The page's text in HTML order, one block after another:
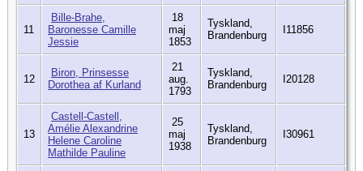
11
Bille-Brahe,
Baronesse Camille
Jessie
18
maj
1853
Tyskland,
Brandenburg
I11856
12
Biron, Prinsesse
Dorothea af Kurland
21
aug.
1793
Tyskland,
Brandenburg
I20128
13
Castell-Castell,
Amélie Alexandrine
Helene Caroline
Mathilde Pauline
25
maj
1938
Tyskland,
Brandenburg
I30961